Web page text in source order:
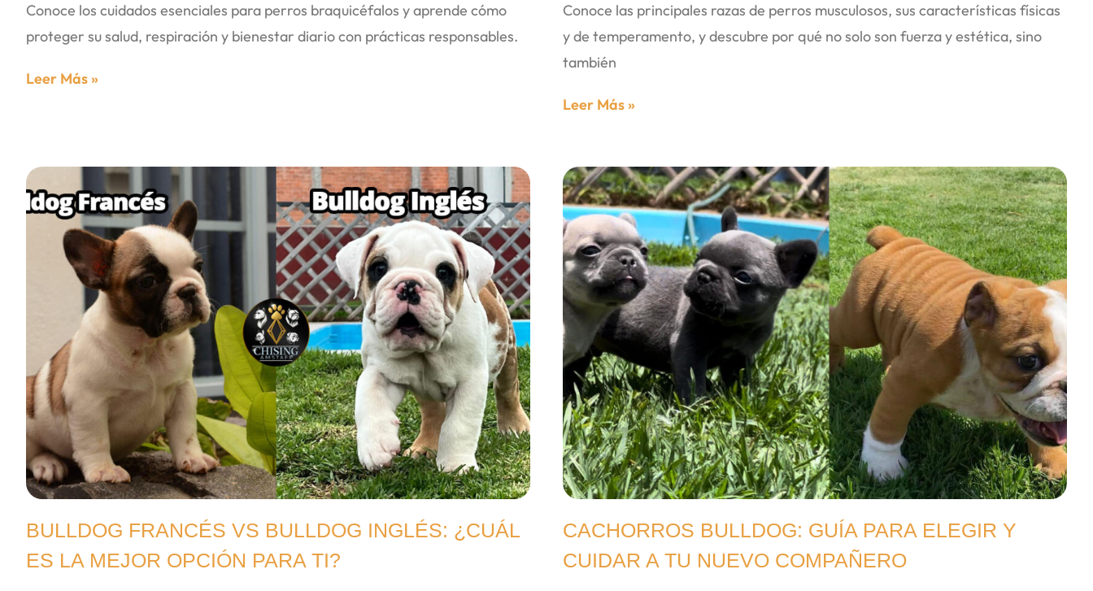
Conoce los cuidados esenciales para perros braquicéfalos y aprende cómo
proteger su salud, respiración y bienestar diario con prácticas responsables.
Leer Más »
Conoce las principales razas de perros musculosos, sus características físicas
y de temperamento, y descubre por qué no solo son fuerza y estética, sino
también
Leer Más »
BULLDOG FRANCÉS VS BULLDOG INGLÉS: ¿CUÁL
ES LA MEJOR OPCIÓN PARA TI?
CACHORROS BULLDOG: GUÍA PARA ELEGIR Y
CUIDAR A TU NUEVO COMPAÑERO